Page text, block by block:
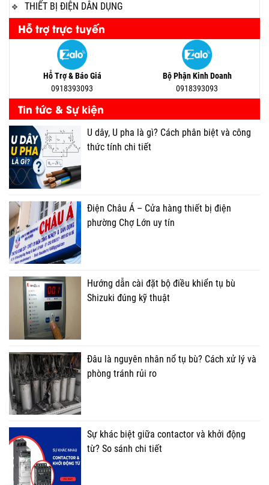
THIẾT BỊ ĐIỆN DÂN DỤNG
Hỗ trợ trực tuyến
Hỗ Trợ & Báo Giá
0918393093
Bộ Phận Kinh Doanh
0918393093
Tin tức & Sự kiện
U dây, U pha là gì? Cách phân biệt và công
thức tính chi tiết
Điện Châu Á – Cửa hàng thiết bị điện
phường Chợ Lớn uy tín
Hướng dẫn cài đặt bộ điều khiển tụ bù
Shizuki đúng kỹ thuật
Đâu là nguyên nhân nổ tụ bù? Cách xử lý và
phòng tránh rủi ro
Sự khác biệt giữa contactor và khởi động
từ? So sánh chi tiết